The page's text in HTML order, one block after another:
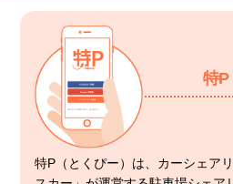
特P
特P（とくぴー）は、カーシェア